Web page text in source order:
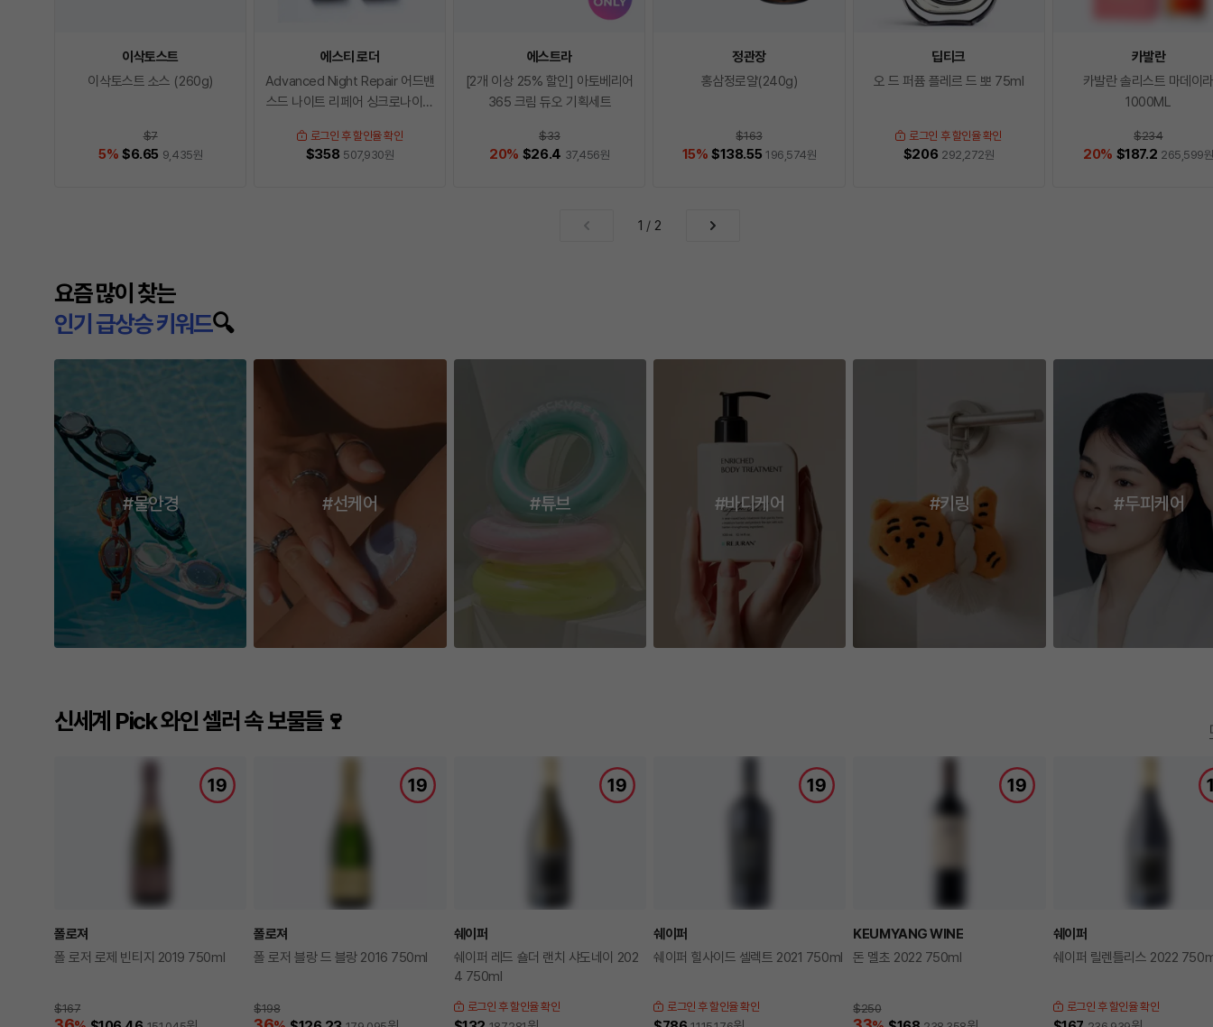
이삭토스트
이삭토스트 소스 (260g)
$7
5% $6.65 9,435원
에스티 로더
Advanced Night Repair 어드밴
스드 나이트 리페어 싱크로나이즈
로그인 후 할인율 확인
$358 507,930원
에스트라
[2개 이상 25% 할인] 아토베리어
365 크림 듀오 기획세트
$33
20% $26.4 37,456원
정관장
홍삼정로얄(240g)
$163
15% $138.55 196,574원
딥티크
오 드 퍼퓸 플레르 드 뽀 75ml
로그인 후 할인율 확인
$206 292,272원
카발란
카발란 솔리스트 마데이라
1000ML
$234
20% $187.2 265,599원
1 / 2
요즘 많이 찾는
인기 급상승 키워드🔍
#물안경 #선케어 #튜브 #바디케어 #키링 #두피케어
신세계 Pick 와인 셀러 속 보물들🍷
폴로져
폴 로저 로제 빈티지 2019 750ml
$167
폴로져
폴 로저 블랑 드 블랑 2016 750ml
$198
쉐이퍼
쉐이퍼 레드 숄더 랜치 샤도네이 202
4 750ml
로그인 후 할인율 확인
쉐이퍼
쉐이퍼 힐사이드 셀렉트 2021 750ml
로그인 후 할인율 확인
KEUMYANG WINE
돈 멜초 2022 750ml
$250
쉐이퍼
쉐이퍼 릴렌틀리스 2022
로그인 후 할인율 확인